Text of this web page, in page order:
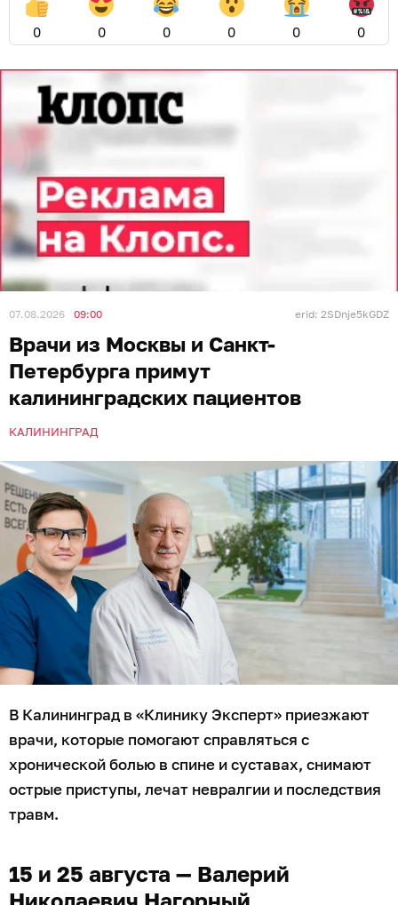
0 0 0 0 0 0
07.08.2026 09:00 erid: 2SDnje5kGDZ
Врачи из Москвы и Санкт-
Петербурга примут
калининградских пациентов
КАЛИНИНГРАД
В Калининград в «Клинику Эксперт» приезжают
врачи, которые помогают справляться с
хронической болью в спине и суставах, снимают
острые приступы, лечат невралгии и последствия
травм.
15 и 25 августа — Валерий